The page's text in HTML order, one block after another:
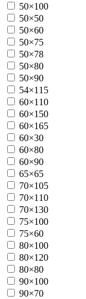
50×100
50×50
50×60
50×75
50×78
50×80
50×90
54×115
60×110
60×150
60×165
60×30
60×80
60×90
65×65
70×105
70×110
70×130
75×100
75×60
80×100
80×120
80×80
90×100
90×70